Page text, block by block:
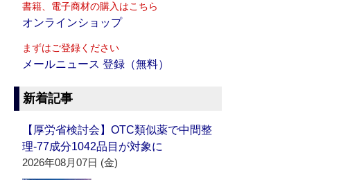
書籍、電子商材の購入はこちら
オンラインショップ
まずはご登録ください
メールニュース 登録（無料）
新着記事
【厚労省検討会】OTC類似薬で中間整
理‐77成分1042品目が対象に
2026年08月07日 (金)